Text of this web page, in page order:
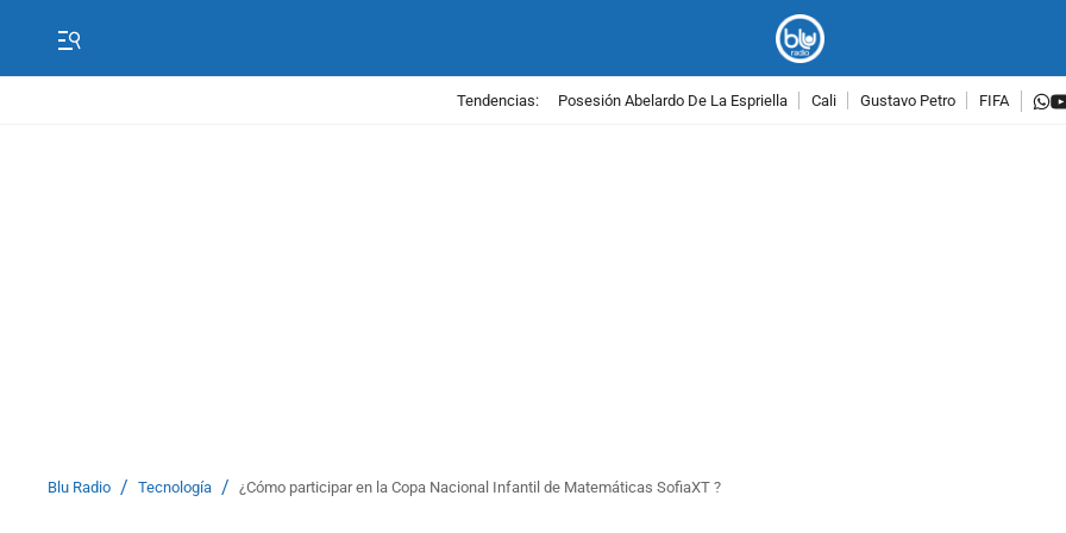
Tendencias: Posesión Abelardo De La Espriella Cali Gustavo Petro FIFA
Blu Radio / Tecnología / ¿Cómo participar en la Copa Nacional Infantil de Matemáticas SofiaXT ?